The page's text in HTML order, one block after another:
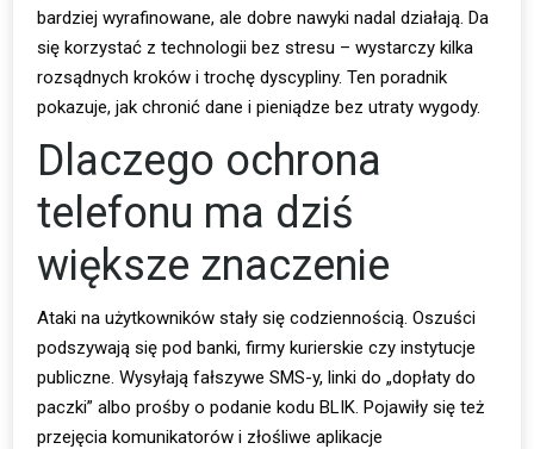
bardziej wyrafinowane, ale dobre nawyki nadal działają. Da
się korzystać z technologii bez stresu – wystarczy kilka
rozsądnych kroków i trochę dyscypliny. Ten poradnik
pokazuje, jak chronić dane i pieniądze bez utraty wygody.
Dlaczego ochrona
telefonu ma dziś
większe znaczenie
Ataki na użytkowników stały się codziennością. Oszuści
podszywają się pod banki, firmy kurierskie czy instytucje
publiczne. Wysyłają fałszywe SMS-y, linki do „dopłaty do
paczki” albo prośby o podanie kodu BLIK. Pojawiły się też
przejęcia komunikatorów i złośliwe aplikacje